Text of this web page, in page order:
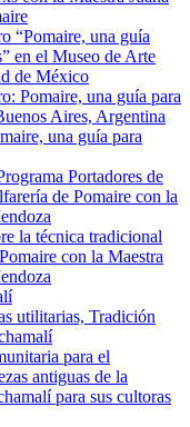
“Pomaire, una guía
en el Museo de Arte
de México
Pomaire, una guía para
Aires, Argentina
una guía para
Portadores de
de Pomaire con la
la técnica tradicional
con la Maestra
utilitarias, Tradición
para el
antiguas de la
para sus cultoras